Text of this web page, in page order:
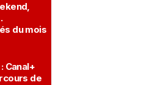
du mois
Canal+
de